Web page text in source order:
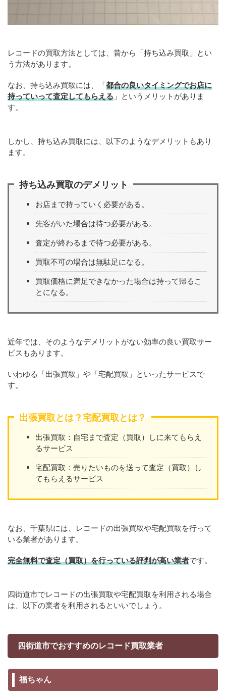
レコードの買取方法としては、昔から「持ち込み買取」とい
う方法があります。
なお、持ち込み買取には、「都合の良いタイミングでお店に
持っていって査定してもらえる 」というメリットがありま
す。
しかし、持ち込み買取には、以下のようなデメリットもあり
ます。
持ち込み買取のデメリット
お店まで持っていく必要がある。
先客がいた場合は待つ必要がある。
査定が終わるまで待つ必要がある。
買取不可の場合は無駄足になる。
買取価格に満足できなかった場合は持って帰るこ
とになる。
近年では、そのようなデメリットがない効率の良い買取サー
ビスもあります。
いわゆる「出張買取」や「宅配買取」といったサービスで
す。
出張買取とは？宅配買取とは？
出張買取：自宅まで査定（買取）しに来てもらえ
るサービス
宅配買取：売りたいものを送って査定（買取）し
てもらえるサービス
なお、千葉県には、レコードの出張買取や宅配買取を行って
いる業者があります。
完全無料で査定（買取）を行っている評判が高い業者です。
四街道市でレコードの出張買取や宅配買取を利用される場合
は、以下の業者を利用されるといいでしょう。
四街道市でおすすめのレコード買取業者
福ちゃん